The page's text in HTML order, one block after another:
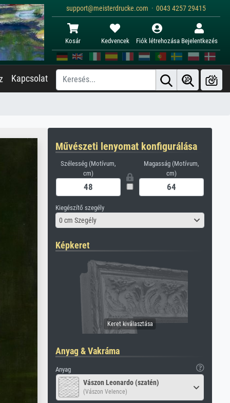
support@meisterdrucke.com · 0043 4257 29415
Kosár Kedvencek Fiók létrehozása Bejelentkezés
Kapcsolat
Művészeti lenyomat konfigurálása
Szélesség (Motívum,
cm)
Magasság (Motívum,
cm)
Kiegészítő szegély
0 cm Szegély
Képkeret
Anyag & Vakráma
Anyag
Vászon Leonardo (szatén)
(Vászon Velence)